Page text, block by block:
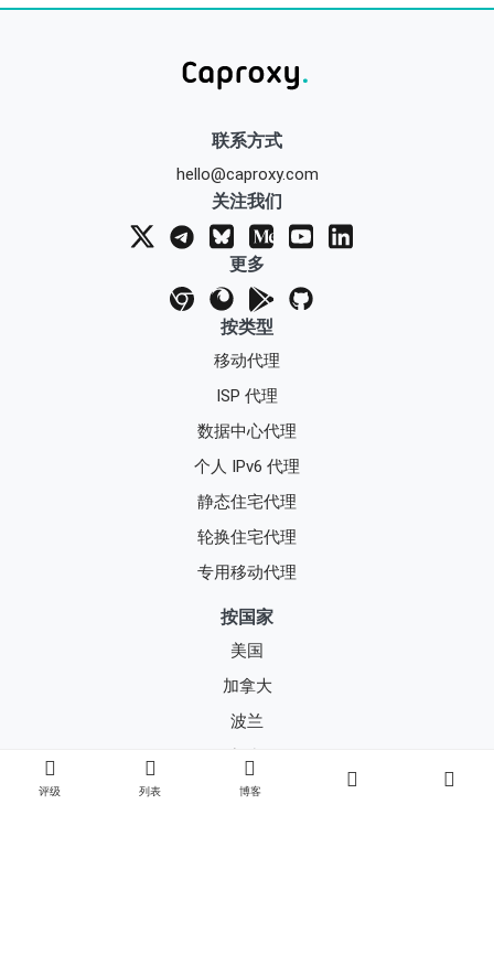
联系方式
hello@caproxy.com
关注我们
更多
按类型
移动代理
ISP 代理
数据中心代理
个人 IPv6 代理
静态住宅代理
轮换住宅代理
专用移动代理
按国家
美国
加拿大
波兰
保加利亚
克罗地亚
评级 列表 博客